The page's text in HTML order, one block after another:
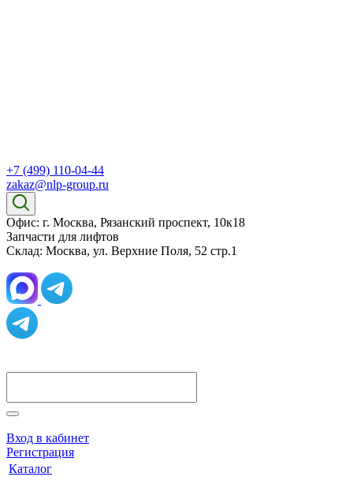
+7 (499) 110-04-44
zakaz@nlp-group.ru
Офис: г. Москва, Рязанский проспект, 10к18
Запчасти для лифтов
Склад: Москва, ул. Верхние Поля, 52 стр.1
Вход в кабинет
Регистрация
Каталог